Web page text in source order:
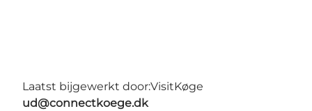
Laatst bijgewerkt door:VisitKøge
ud@connectkoege.dk